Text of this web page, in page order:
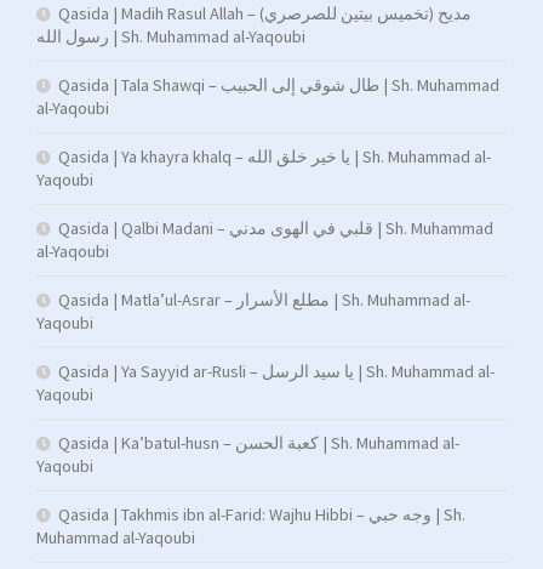
Qasida | Madih Rasul Allah – (تخميس بيتين للصرصري) مديح
رسول الله | Sh. Muhammad al-Yaqoubi
Qasida | Tala Shawqi – طال شوقي إلى الحبيب | Sh. Muhammad
al-Yaqoubi
Qasida | Ya khayra khalq – يا خير خلق الله | Sh. Muhammad al-
Yaqoubi
Qasida | Qalbi Madani – قلبي في الهوى مدني | Sh. Muhammad
al-Yaqoubi
Qasida | Matla’ul-Asrar – مطلع الأسرار | Sh. Muhammad al-
Yaqoubi
Qasida | Ya Sayyid ar-Rusli – يا سيد الرسل | Sh. Muhammad al-
Yaqoubi
Qasida | Ka’batul-husn – كعبة الحسن | Sh. Muhammad al-
Yaqoubi
Qasida | Takhmis ibn al-Farid: Wajhu Hibbi – وجه حبي | Sh.
Muhammad al-Yaqoubi